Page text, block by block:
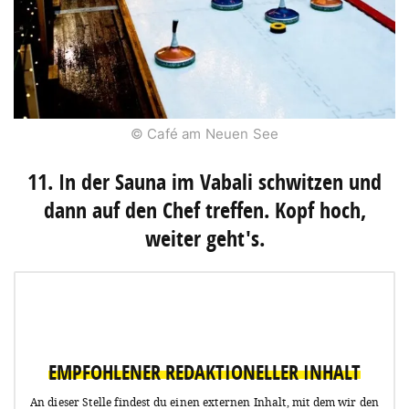
© Café am Neuen See
11. In der Sauna im Vabali schwitzen und
dann auf den Chef treffen. Kopf hoch,
weiter geht's.
EMPFOHLENER REDAKTIONELLER INHALT
An dieser Stelle findest du einen externen Inhalt, mit dem wir den